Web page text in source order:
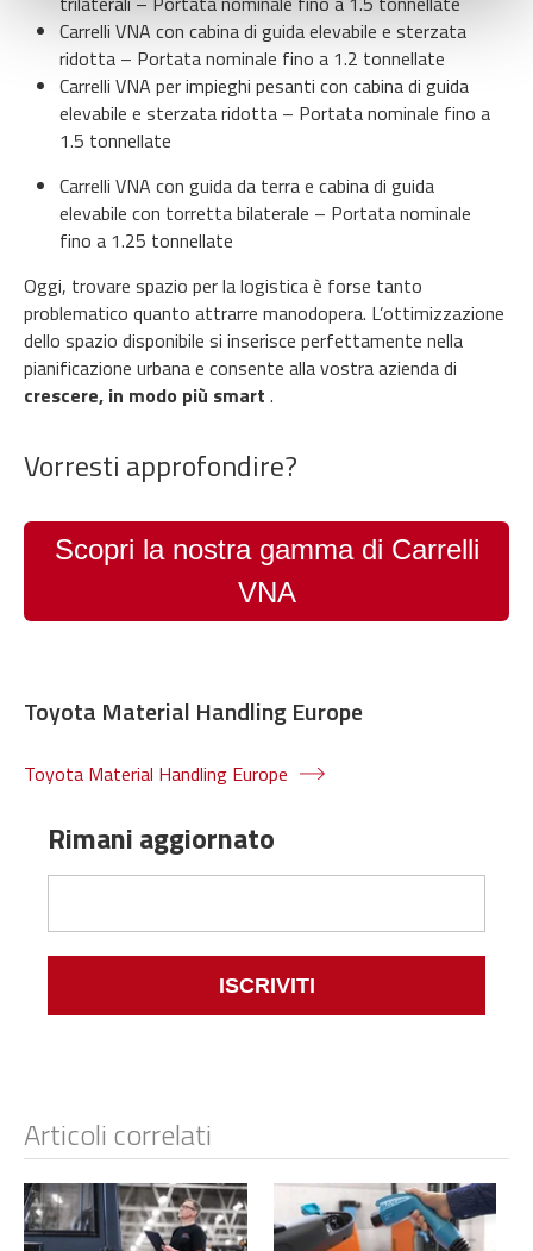
banner comporterà il permanere dei soli cookie tecnici ed
analytics, per i quali non occorre il tuo consenso. Potrai
comunque modificare le tue scelte in qualsiasi momento,
accedendo al link presente nel footer.
Carrelli VNA con cabina di guida elevabile e sterzata
ridotta – Portata nominale fino a 1.2 tonnellate
Carrelli VNA per impieghi pesanti con cabina di guida
elevabile e sterzata ridotta – Portata nominale fino a
1.5 tonnellate
Carrelli VNA con guida da terra e cabina di guida
elevabile con torretta bilaterale – Portata nominale
fino a 1.25 tonnellate
Oggi, trovare spazio per la logistica è forse tanto
problematico quanto attrarre manodopera. L’ottimizzazione
dello spazio disponibile si inserisce perfettamente nella
pianificazione urbana e consente alla vostra azienda di
crescere, in modo più smart .
Vorresti approfondire?
Scopri la nostra gamma di Carrelli
VNA
Toyota Material Handling Europe
Toyota Material Handling Europe
Rimani aggiornato
Articoli correlati